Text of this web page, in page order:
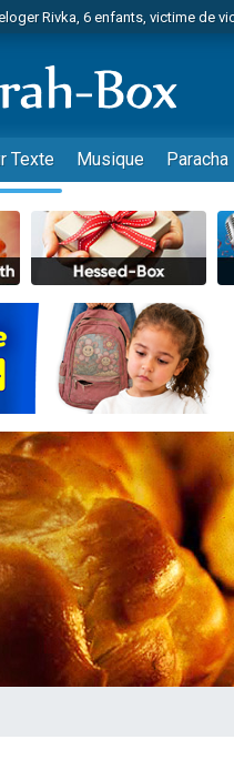
Rivka, 6 enfants, victime de
80 ans, dans un appartement
de vacances aux Orphelins
la jambe de Yohan
Zoom
Texte Musique Paracha